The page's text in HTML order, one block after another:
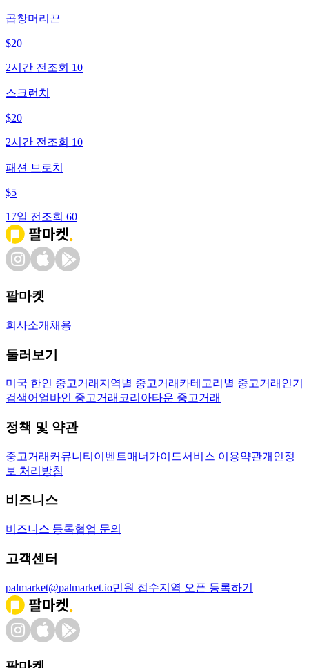
곱창머리끈
$20
2시간 전 조회 10
스크런치
$20
2시간 전 조회 10
패션 브로치
$5
17일 전 조회 60
팔마켓
회사소개 채용
둘러보기
미국 한인 중고거래 지역별 중고거래 카테고리별 중고거래 인기
검색어 얼바인 중고거래 코리아타운 중고거래
정책 및 약관
중고거래 커뮤니티 이벤트매너가이드서비스 이용약관개인정
보 처리방침
비즈니스
비즈니스 등록협업 문의
고객센터
palmarket@palmarket.io민원 접수지역 오픈 등록하기